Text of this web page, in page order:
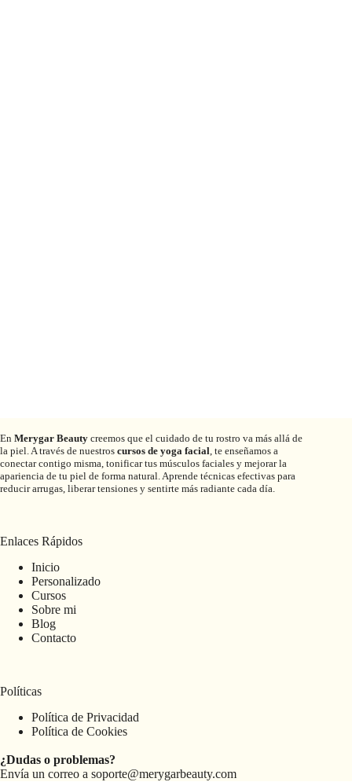
En Merygar Beauty creemos que el cuidado de tu rostro va más allá de
la piel. A través de nuestros cursos de yoga facial, te enseñamos a
conectar contigo misma, tonificar tus músculos faciales y mejorar la
apariencia de tu piel de forma natural. Aprende técnicas efectivas para
reducir arrugas, liberar tensiones y sentirte más radiante cada día.
Enlaces Rápidos
Inicio
Personalizado
Cursos
Sobre mi
Blog
Contacto
Políticas
Política de Privacidad
Política de Cookies
¿Dudas o problemas?
Envía un correo a soporte@merygarbeauty.com